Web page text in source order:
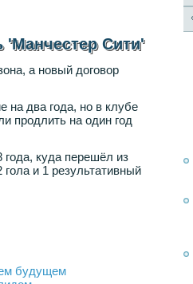
'Манчестер Сити'
а новый договор
на два года, но в клубе
продлить на один год
года, куда перешёл из
и 1 результативный
будущем